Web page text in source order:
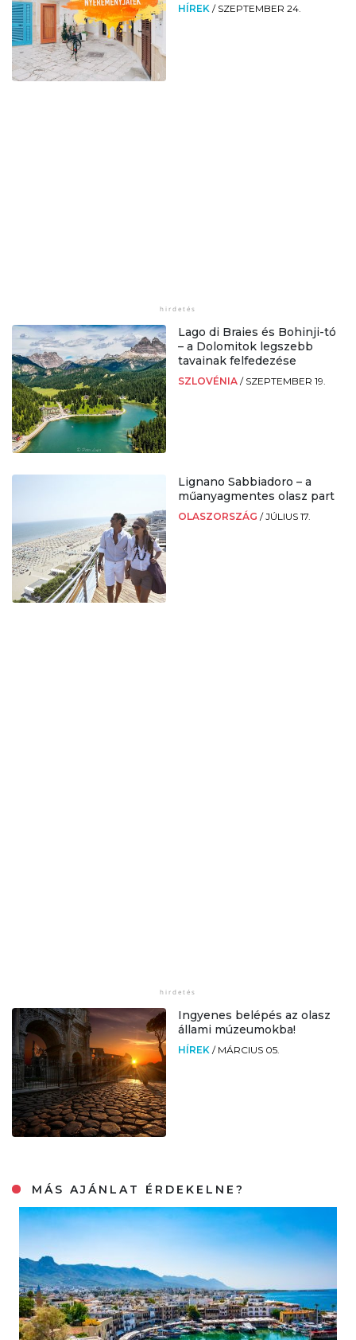
HÍREK / SZEPTEMBER 24.
Lago di Braies és Bohinji-tó
– a Dolomitok legszebb
tavainak felfedezése
SZLOVÉNIA / SZEPTEMBER 19.
Lignano Sabbiadoro – a
műanyagmentes olasz part
OLASZORSZÁG /JÚLIUS 17.
Ingyenes belépés az olasz
állami múzeumokba!
HÍREK / MÁRCIUS 05.
MÁS AJÁNLAT ÉRDEKELNE?